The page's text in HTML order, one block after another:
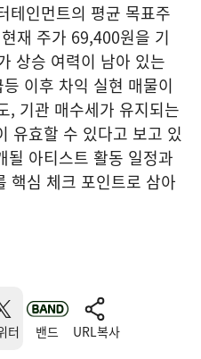
테인먼트의 평균 목표주
재 주가 69,400원을 기
상승 여력이 남아 있는
이후 차익 실현 매물이
, 기관 매수세가 유지되는
유효할 수 있다고 보고 있
될 아티스트 활동 일정과
핵심 체크 포인트로 삼아
터 밴드 URL복사